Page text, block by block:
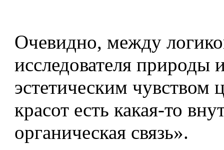
Очевидно, между
исследователя природы
эстетическим чувством
красот есть какая-то
органическая связь».